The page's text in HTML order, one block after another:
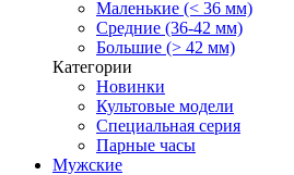
Маленькие (< 36 мм)
Средние (36-42 мм)
Большие (> 42 мм)
Категории
Новинки
Культовые модели
Специальная серия
Парные часы
Мужские